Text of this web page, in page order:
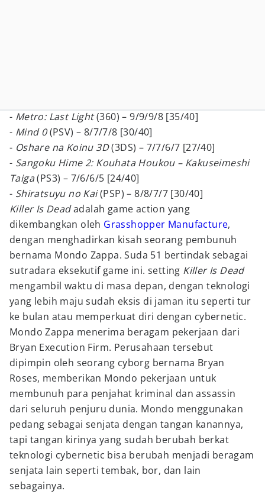
- Metro: Last Light(360) – 9/9/9/8 [35/40]
- Mind 0(PSV) – 8/7/7/8 [30/40]
- Oshare na Koinu 3D(3DS) – 7/7/6/7 [27/40]
- Sangoku Hime 2: Kouhata Houkou – Kakuseimeshi
Taiga(PS3) – 7/6/6/5 [24/40]
- Shiratsuyu no Kai(PSP) – 8/8/7/7 [30/40]
Killer Is Deadadalah game action yang
dikembangkan oleh Grasshopper Manufacture,
dengan menghadirkan kisah seorang pembunuh
bernama Mondo Zappa. Suda 51 bertindak sebagai
sutradara eksekutif game ini. setting Killer Is Dead
mengambil waktu di masa depan, dengan teknologi
yang lebih maju sudah eksis di jaman itu seperti tur
ke bulan atau memperkuat diri dengan cybernetic.
Mondo Zappa menerima beragam pekerjaan dari
Bryan Execution Firm. Perusahaan tersebut
dipimpin oleh seorang cyborg bernama Bryan
Roses, memberikan Mondo pekerjaan untuk
membunuh para penjahat kriminal dan assassin
dari seluruh penjuru dunia. Mondo menggunakan
pedang sebagai senjata dengan tangan kanannya,
tapi tangan kirinya yang sudah berubah berkat
teknologi cybernetic bisa berubah menjadi beragam
senjata lain seperti tembak, bor, dan lain
sebagainya.